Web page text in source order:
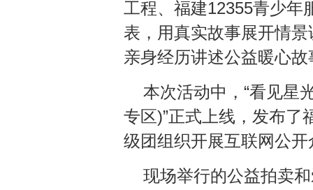
工程、福建12355青少年
表，用真实故事展开情
亲身经历讲述公益暖心故
本次活动中，“看见星
专区)”正式上线，发布了
级团组织开展互联网公
现场举行的公益拍卖